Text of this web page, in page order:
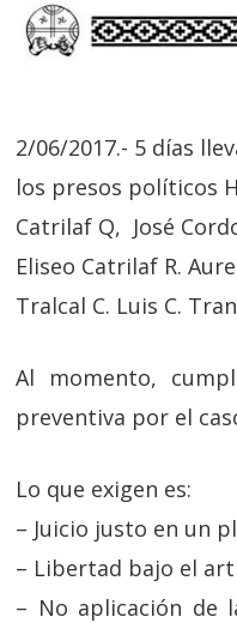
2/06/2017.- 5 días
los presos políticos
Catrilaf Q, José
Eliseo Catrilaf R.
Tralcal C. Luis C.
Al momento,
preventiva por el
Lo que exigen es:
– Juicio justo en un
– Libertad bajo el
– No aplicación de